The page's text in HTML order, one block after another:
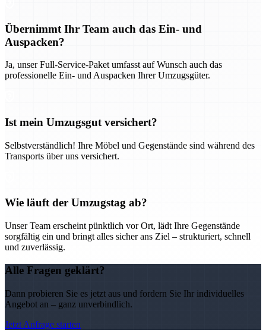
Übernimmt Ihr Team auch das Ein- und
Auspacken?
Ja, unser Full-Service-Paket umfasst auf Wunsch auch das
professionelle Ein- und Auspacken Ihrer Umzugsgüter.
Ist mein Umzugsgut versichert?
Selbstverständlich! Ihre Möbel und Gegenstände sind während des
Transports über uns versichert.
Wie läuft der Umzugstag ab?
Unser Team erscheint pünktlich vor Ort, lädt Ihre Gegenstände
sorgfältig ein und bringt alles sicher ans Ziel – strukturiert, schnell
und zuverlässig.
Alle Fragen geklärt?
Dann probieren Sie es jetzt aus und fordern Sie Ihr individuelles
Angebot an – ganz unverbindlich.
Jetzt Anfrage starten